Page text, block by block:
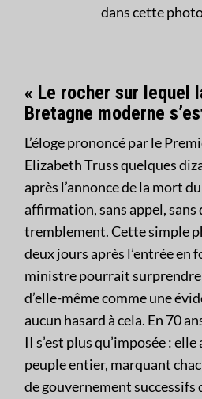
dans cette
« Le rocher sur lequel
Bretagne moderne
L’éloge prononcé par le
Elizabeth Truss quelques
après l’annonce de la mort
affirmation, sans appel, sans
tremblement. Cette simple
deux jours après l’entrée en
ministre pourrait surprendre
d’elle-même comme une
aucun hasard à cela. En 70
II s’est plus qu’imposée :
peuple entier, marquant
de gouvernement successifs